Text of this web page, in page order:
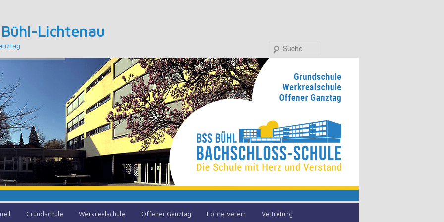
Lichtenau
Grundschule Werkrealschule Offener Ganztag Förderverein Vertretung